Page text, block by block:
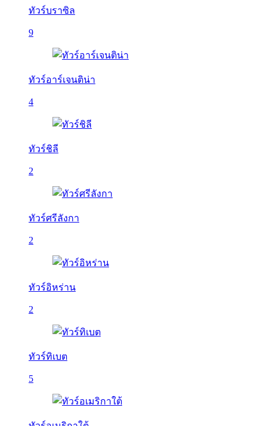
ทัวร์บราซิล
9
ทัวร์อาร์เจนติน่า
4
ทัวร์ชิลี
2
ทัวร์ศรีลังกา
2
ทัวร์อิหร่าน
2
ทัวร์ทิเบต
5